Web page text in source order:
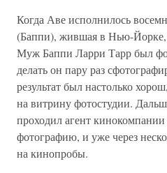
Когда Аве исполнилось
(Баппи), жившая в Нью-Йорке,
Муж Баппи Ларри Тарр был
делать он пару раз
результат был настолько
на витрину фотостудии.
проходил агент
фотографию, и уже через
на кинопробы.